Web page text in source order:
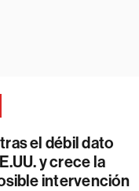
el débil dato
y crece la
intervención